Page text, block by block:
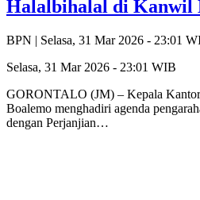
Halalbihalal di Kanwil
BPN | Selasa, 31 Mar 2026 - 23:01
Selasa, 31 Mar 2026 - 23:01 WIB
GORONTALO (JM) – Kepala Kantor
Boalemo menghadiri agenda
dengan Perjanjian…